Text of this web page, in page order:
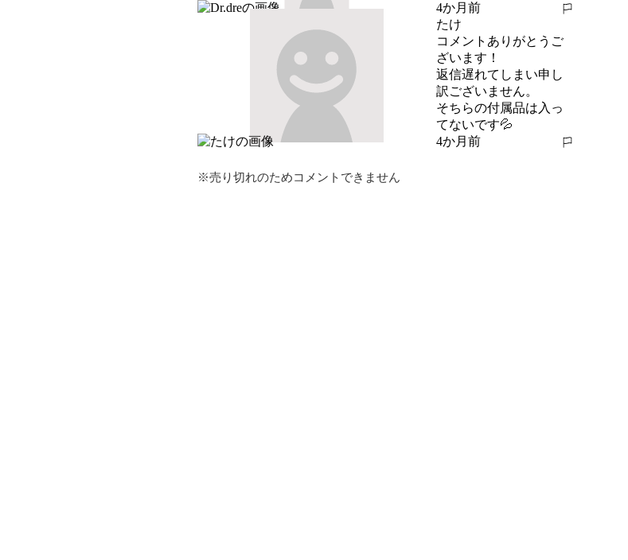
4か月前
報告する
たけ
コメントありがとうご
ざいます！
返信遅れてしまい申し
訳ございません。
そちらの付属品は入っ
てないです💦
4か月前
報告する
※売り切れのためコメントできません